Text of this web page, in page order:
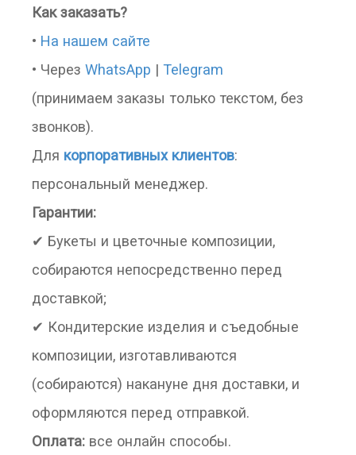
Как заказать?
• На нашем сайте
• Через WhatsApp | Telegram
(принимаем заказы только текстом, без
звонков).
Для корпоративных клиентов:
персональный менеджер.
Гарантии:
✔ Букеты и цветочные композиции,
собираются непосредственно перед
доставкой;
✔ Кондитерские изделия и съедобные
композиции, изготавливаются
(собираются) накануне дня доставки, и
оформляются перед отправкой.
Оплата: все онлайн способы.